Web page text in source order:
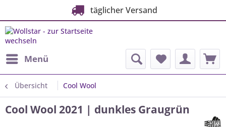
täglicher Versand
Menü
Übersicht Cool Wool
Cool Wool 2021 | dunkles Graugrün